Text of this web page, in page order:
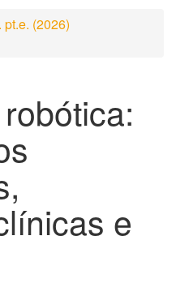
pt.e. (2026)
e